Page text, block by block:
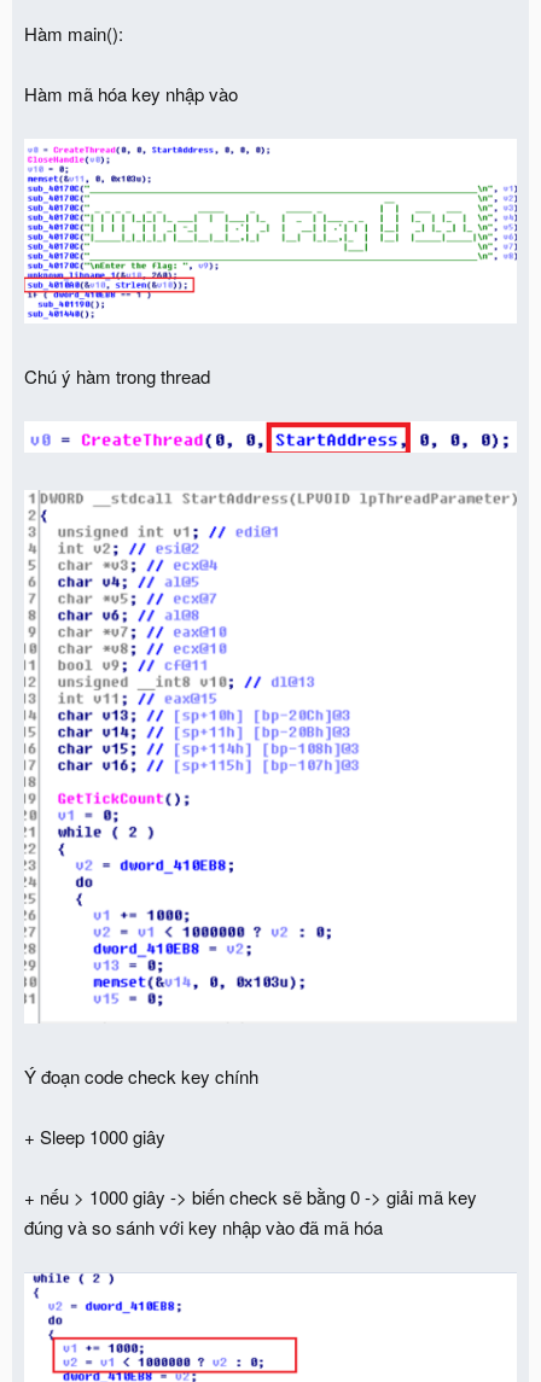
Hàm main():
Hàm mã hóa key nhập vào
Chú ý hàm trong thread
Ý đoạn code check key chính
+ Sleep 1000 giây
+ nếu > 1000 giây -> biến check sẽ bằng 0 -> giải mã key
đúng và so sánh với key nhập vào đã mã hóa